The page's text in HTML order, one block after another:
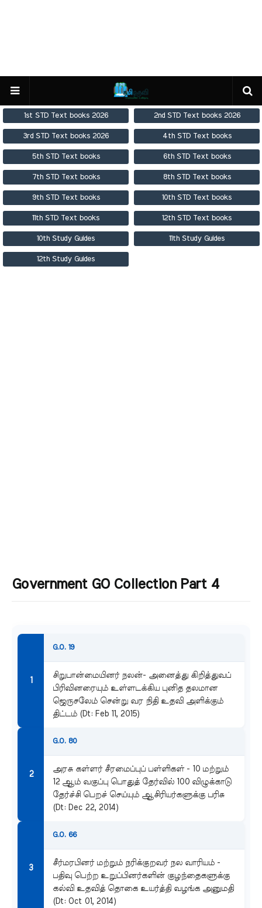
1st STD Text books 2026 2nd STD Text books 2026
3rd STD Text books 2026 4th STD Text books
5th STD Text books 6th STD Text books
7th STD Text books 8th STD Text books
9th STD Text books 10th STD Text books
11th STD Text books 12th STD Text books
10th Study Guides 11th Study Guides
12th Study Guides
Government GO Collection Part 4
G.O. 19
சிறுபான்மையினர் நலன்- அனைத்து கிறித்துவப்
பிரிவினரையும் உள்ளடக்கிய புனித தலமான
ஜெருசலேம் சென்று வர நிதி உதவி அளிக்கும்
திட்டம் (Dt: Feb 11, 2015)
G.O. 80
அரசு கள்ளர் சீரமைப்புப் பள்ளிகள் - 10 மற்றும்
12 ஆம் வகுப்பு பொதுத் தேர்வில் 100 விழுக்காடு
தேர்ச்சி பெறச் செய்யும் ஆசிரியர்களுக்கு பரிசு
(Dt: Dec 22, 2014)
G.O. 66
சீர்மரபினர் மற்றும் நரிக்குறவர் நல வாரியம் -
பதிவு பெற்ற உறுப்பினர்களின் குழந்தைகளுக்கு
கல்வி உதவித் தொகை உயர்த்தி வழங்க அனுமதி
(Dt: Oct 01, 2014)